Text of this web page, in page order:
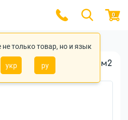
только товар, но и язык
укр ру
0
Bradas Uninet 30г/м2
(AS-UN3020025)